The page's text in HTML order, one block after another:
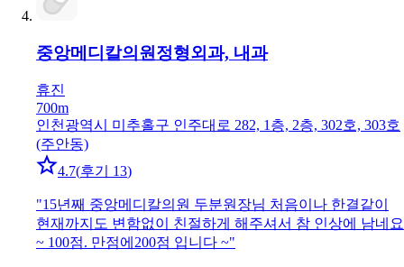
중앙메디칼의원 정형외과, 내과
휴진
700m
인천광역시 미추홀구 인주대로 282, 1층, 2층, 302호, 303호
(주안동)
4.7(후기 13)
"15년째 중앙메디칼의원 두분원장님 처음이나 한결같이
현재까지도 변함없이 친절하게 해주셔서 참 인상에 남네요
~ 100점. 만점에200점 입니다 ~"